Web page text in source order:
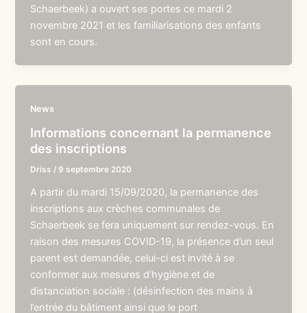
Schaerbeek) a ouvert ses portes ce mardi 2
novembre 2021 et les familiarisations des enfants
sont en cours.
News
Informations concernant la permanence
des inscriptions
Driss / 9 septembre 2020
A partir du mardi 15/09/2020, la permanence des
inscriptions aux crèches communales de
Schaerbeek se fera uniquement sur rendez-vous. En
raison des mesures COVID-19, la présence d’un seul
parent est demandée, celui-ci est invité à se
conformer aux mesures d’hygiène et de
distanciation sociale : (désinfection des mains à
l’entrée du bâtiment ainsi que le port